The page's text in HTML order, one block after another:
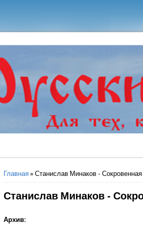
Вы здесь
Главная » Станислав Минаков -
Станислав Минаков -
Архив: